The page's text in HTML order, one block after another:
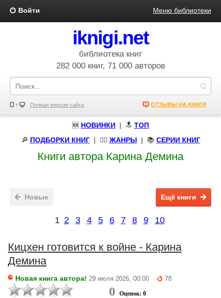
Войти Меню библиотеки
iknigi.net
библиотека книг
282 000 книг, 71 000 авторов
Полная версия сайта ОТЗЫВЫ НА КНИГИ
🆕 НОВИНКИ | 🔝 ТОП
🔎 ПОДБОРКИ КНИГ| 🧝‍♀️ ЖАНРЫ | 📚 СЕРИИ КНИГ
Книги автора Карина Демина
Новые Ещё книги
1 2 3 4 5 6 7 8 9 10
Кицхен готовится к войне - Карина
Демина
Новая книга автора! 29 июля 2026, 00:00 78
0 Оценок: 0